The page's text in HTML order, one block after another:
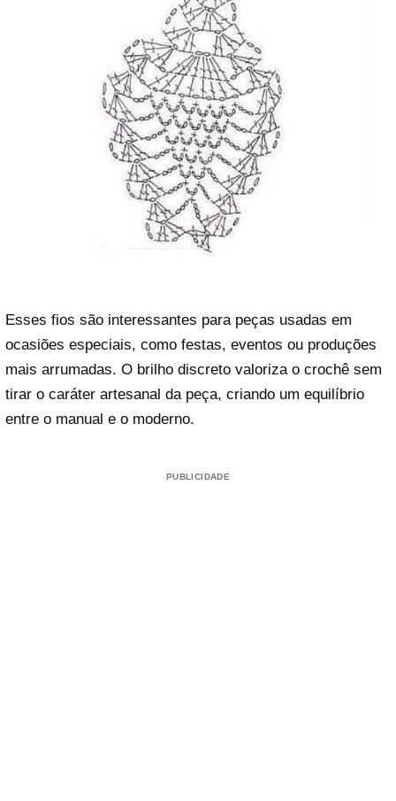
Esses fios são interessantes para peças usadas em
ocasiões especiais, como festas, eventos ou produções
mais arrumadas. O brilho discreto valoriza o crochê sem
tirar o caráter artesanal da peça, criando um equilíbrio
entre o manual e o moderno.
PUBLICIDADE